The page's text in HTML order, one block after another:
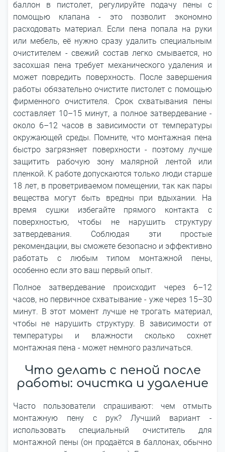
баллон в пистолет, регулируйте подачу пены с
помощью клапана - это позволит экономно
расходовать материал. Если пена попала на руки
или мебель, её нужно сразу удалить специальным
очистителем - свежий состав легко смывается, но
засохшая пена требует механического удаления и
может повредить поверхность. После завершения
работы обязательно очистите пистолет с помощью
фирменного очистителя. Срок схватывания пены
составляет 10–15 минут, а полное затвердевание -
около 6–12 часов в зависимости от температуры
окружающей среды. Помните, что монтажная пена
быстро загрязняет поверхности - поэтому лучше
защитить рабочую зону малярной лентой или
пленкой. К работе допускаются только люди старше
18 лет, в проветриваемом помещении, так как пары
вещества могут быть вредны при вдыхании. На
время сушки избегайте прямого контакта с
поверхностью, чтобы не нарушить структуру
затвердевания. Соблюдая эти простые
рекомендации, вы сможете безопасно и эффективно
работать с любым типом монтажной пены,
особенно если это ваш первый опыт.
Полное затвердевание происходит через 6–12
часов, но первичное схватывание - уже через 15–30
минут. В этот момент лучше не трогать материал,
чтобы не нарушить структуру. В зависимости от
температуры и влажности сколько сохнет
монтажная пена - может немного различаться.
Что делать с пеной после
работы: очистка и удаление
Часто пользователи спрашивают: чем отмыть
монтажную пену с рук? Лучший вариант -
использовать специальный очиститель для
монтажной пены (он продаётся в баллонах, обычно